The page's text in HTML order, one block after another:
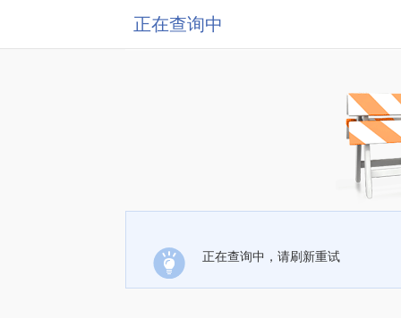
正在查询中
正在查询中，请刷新重试